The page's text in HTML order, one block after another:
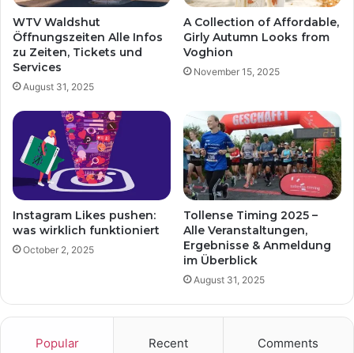
WTV Waldshut
Öffnungszeiten Alle Infos
zu Zeiten, Tickets und
Services
August 31, 2025
A Collection of Affordable,
Girly Autumn Looks from
Voghion
November 15, 2025
Instagram Likes pushen:
was wirklich funktioniert
October 2, 2025
Tollense Timing 2025 –
Alle Veranstaltungen,
Ergebnisse & Anmeldung
im Überblick
August 31, 2025
Popular Recent Comments